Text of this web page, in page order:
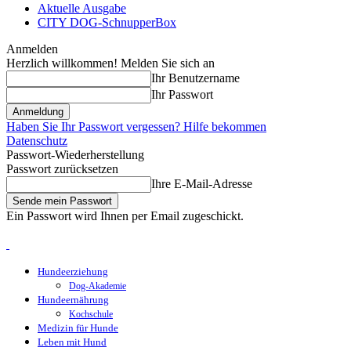
Aktuelle Ausgabe
CITY DOG-SchnupperBox
Anmelden
Herzlich willkommen! Melden Sie sich an
Ihr Benutzername
Ihr Passwort
Haben Sie Ihr Passwort vergessen? Hilfe bekommen
Datenschutz
Passwort-Wiederherstellung
Passwort zurücksetzen
Ihre E-Mail-Adresse
Ein Passwort wird Ihnen per Email zugeschickt.
Hundeerziehung
Dog-Akademie
Hundeernährung
Kochschule
Medizin für Hunde
Leben mit Hund